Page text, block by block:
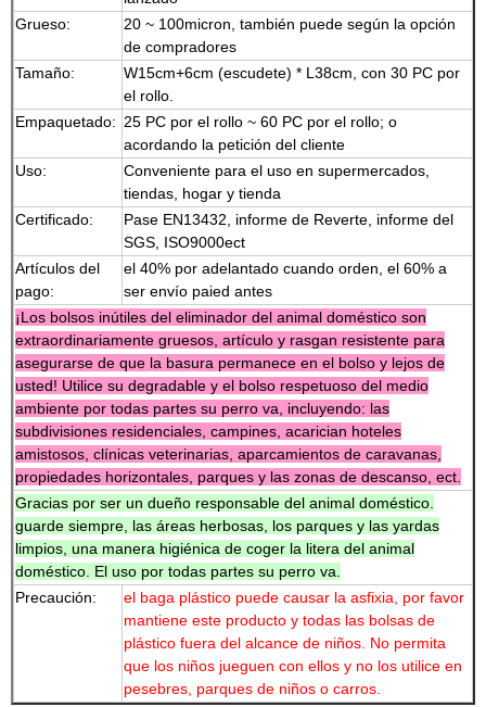
Grueso:
20 ~ 100micron, también puede según la opción
de compradores
Tamaño:
W15cm+6cm (escudete) * L38cm, con 30 PC por
el rollo.
Empaquetado: 25 PC por el rollo ~ 60 PC por el rollo; o
acordando la petición del cliente
Uso:
Conveniente para el uso en supermercados,
tiendas, hogar y tienda
Certificado:
Pase EN13432, informe de Reverte, informe del
SGS, ISO9000ect
Artículos del
pago:
el 40% por adelantado cuando orden, el 60% a
ser envío paied antes
¡Los bolsos inútiles del eliminador del animal doméstico son
extraordinariamente gruesos, artículo y rasgan resistente para
asegurarse de que la basura permanece en el bolso y lejos de
usted! Utilice su degradable y el bolso respetuoso del medio
ambiente por todas partes su perro va, incluyendo: las
subdivisiones residenciales, campines, acarician hoteles
amistosos, clínicas veterinarias, aparcamientos de caravanas,
propiedades horizontales, parques y las zonas de descanso, ect.
Gracias por ser un dueño responsable del animal doméstico.
guarde siempre, las áreas herbosas, los parques y las yardas
limpios, una manera higiénica de coger la litera del animal
doméstico. El uso por todas partes su perro va.
Precaución:
el baga plástico puede causar la asfixia, por favor
mantiene este producto y todas las bolsas de
plástico fuera del alcance de niños. No permita
que los niños jueguen con ellos y no los utilice en
pesebres, parques de niños o carros.